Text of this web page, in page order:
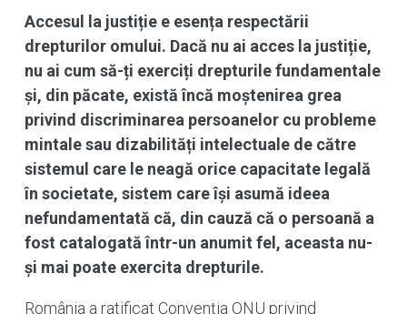
Accesul la justiție e esența respectării
drepturilor omului. Dacă nu ai acces la justiție,
nu ai cum să-ți exerciți drepturile fundamentale
și, din păcate, există încă moștenirea grea
privind discriminarea persoanelor cu probleme
mintale sau dizabilități intelectuale de către
sistemul care le neagă orice capacitate legală
în societate, sistem care își asumă ideea
nefundamentată că, din cauză că o persoană a
fost catalogată într-un anumit fel, aceasta nu-
și mai poate exercita drepturile.
România a ratificat Convenția ONU privind